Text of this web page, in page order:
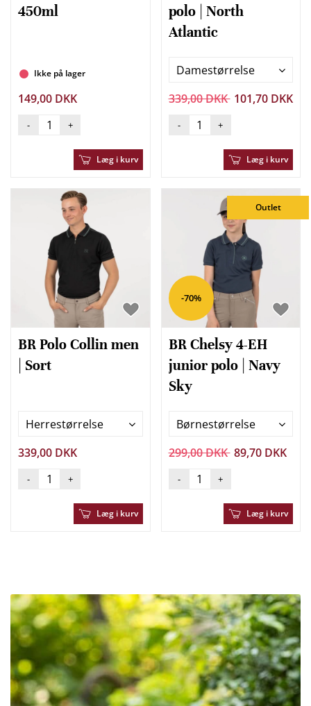
450ml
Ikke på lager
149,00 DKK
- +
Læg i kurv
polo | North
Atlantic
Damestørrelse
339,00 DKK 101,70 DKK
- +
Læg i kurv
BR Polo Collin men
| Sort
Herrestørrelse
339,00 DKK
- +
Læg i kurv
-70%
BR Chelsy 4-EH
junior polo | Navy
Sky
Børnestørrelse
Outlet
299,00 DKK 89,70 DKK
- +
Læg i kurv